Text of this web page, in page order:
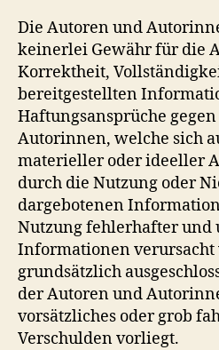
Die Autoren und
keinerlei Gewähr für die
Korrektheit,
bereitgestellten
Haftungsansprüche
Autorinnen, welche sich
materieller oder ideeller
durch die Nutzung oder
dargebotenen
Nutzung fehlerhafter und
Informationen
grundsätzlich
der Autoren und
vorsätzliches oder grob
Verschulden vorliegt.